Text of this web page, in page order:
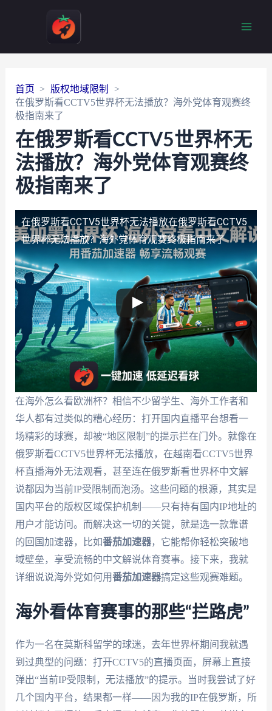
首页
版权地域限制
在俄罗斯看CCTV5世界杯无法播放？海外党体育观赛终
极指南来了
在俄罗斯看CCTV5世界杯无
法播放？海外党体育观赛终
极指南来了
在俄罗斯看CCTV5世界杯无法播放在俄罗斯看CCTV5
世界杯无法播放？海外党体育观赛终极指南来了
在海外怎么看欧洲杯？相信不少留学生、海外工作者和
华人都有过类似的糟心经历：打开国内直播平台想看一
场精彩的球赛，却被“地区限制”的提示拦在门外。就像在
俄罗斯看CCTV5世界杯无法播放，在越南看CCTV5世界
杯直播海外无法观看，甚至连在俄罗斯看世界杯中文解
说都因为当前IP受限制而泡汤。这些问题的根源，其实是
国内平台的版权区域保护机制——只有持有国内IP地址的
用户才能访问。而解决这一切的关键，就是选一款靠谱
的回国加速器，比如番茄加速器，它能帮你轻松突破地
域壁垒，享受流畅的中文解说体育赛事。接下来，我就
详细说说海外党如何用番茄加速器搞定这些观赛难题。
海外看体育赛事的那些“拦路虎”
作为一名在莫斯科留学的球迷，去年世界杯期间我就遇
到过典型的问题：打开CCTV5的直播页面，屏幕上直接
弹出“当前IP受限制，无法播放”的提示。当时我尝试了好
几个国内平台，结果都一样——因为我的IP在俄罗斯，所